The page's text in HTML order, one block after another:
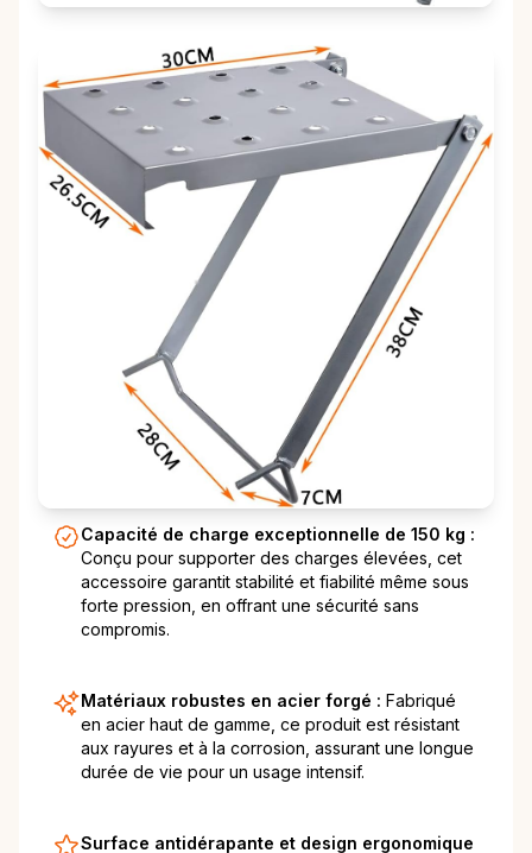
Capacité de charge exceptionnelle de 150 kg :
Conçu pour supporter des charges élevées, cet
accessoire garantit stabilité et fiabilité même sous
forte pression, en offrant une sécurité sans
compromis.
Matériaux robustes en acier forgé : Fabriqué
en acier haut de gamme, ce produit est résistant
aux rayures et à la corrosion, assurant une longue
durée de vie pour un usage intensif.
Surface antidérapante et design ergonomique